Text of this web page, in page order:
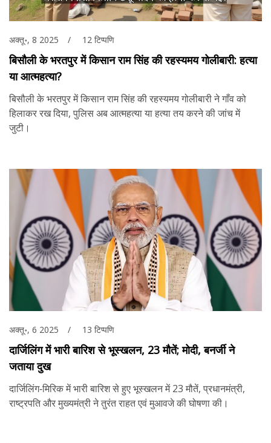
अक्तू॰, 8 2025 12 टिप्पणि
बिसौली के भरतपुर में किसान राम सिंह की रहस्यमय गोलीबारी: हत्या
या आत्महत्या?
बिसौली के भरतपुर में किसान राम सिंह की रहस्यमय गोलीबारी ने गाँव को
हिलाकर रख दिया, पुलिस अब आत्महत्या या हत्या तय करने की जांच में
जुटी।
अक्तू॰, 6 2025 13 टिप्पणि
दार्जिलिंग में भारी बारिश से भूस्खलन, 23 मौतें; मोदी, बनर्जी ने
जताया दुख
दार्जिलिंग‑मिरिक में भारी बारिश से हुए भूस्खलन में 23 मौतें, प्रधानमंत्री,
राष्ट्रपति और मुख्यमंत्री ने तुरंत राहत एवं मुआवजे की घोषणा की।